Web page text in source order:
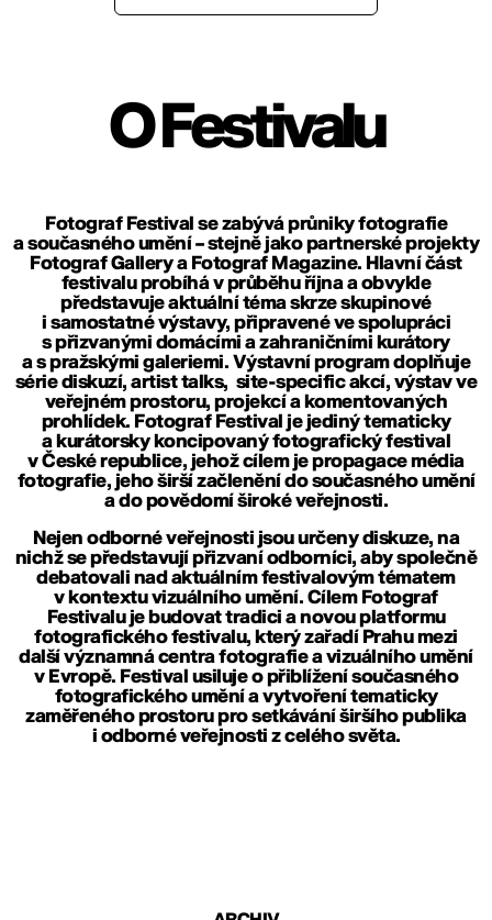
O Festivalu
Fotograf Festival se zabývá průniky fotografie
a současného umění – stejně jako partnerské projekty
Fotograf Gallerya Fotograf Magazine. Hlavní část
festivalu probíhá v průběhu října a obvykle
představuje aktuální téma skrze skupinové
i samostatné výstavy, připravené ve spolupráci
s přizvanými domácími a zahraničními kurátory
a s pražskými galeriemi. Výstavní program doplňuje
série diskuzí, artist talks, site-specific akcí, výstav ve
veřejném prostoru, projekcí a komentovaných
prohlídek. Fotograf Festival je jediný tematicky
a kurátorsky koncipovaný fotografický festival
v České republice, jehož cílem je propagace média
fotografie, jeho širší začlenění do současného umění
a do povědomí široké veřejnosti.
Nejen odborné veřejnosti jsou určeny diskuze, na
nichž se představují přizvaní odborníci, aby společně
debatovali nad aktuálním festivalovým tématem
v kontextu vizuálního umění. Cílem Fotograf
Festivalu je budovat tradici a novou platformu
fotografického festivalu, který zařadí Prahu mezi
další významná centra fotografie a vizuálního umění
v Evropě. Festival usiluje o přiblížení současného
fotografického umění a vytvoření tematicky
zaměřeného prostoru pro setkávání širšího publika
i odborné veřejnosti z celého světa.